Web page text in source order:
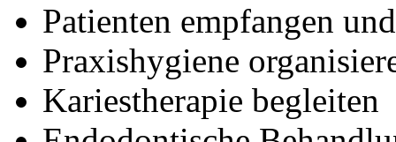
Patienten empfangen
Praxishygiene
Kariestherapie begleiten